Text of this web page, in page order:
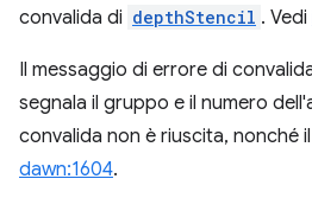
convalida di depthStencil . Vedi
Il messaggio di errore di
segnala il gruppo e il numero
convalida non è riuscita, nonché
dawn:1604.